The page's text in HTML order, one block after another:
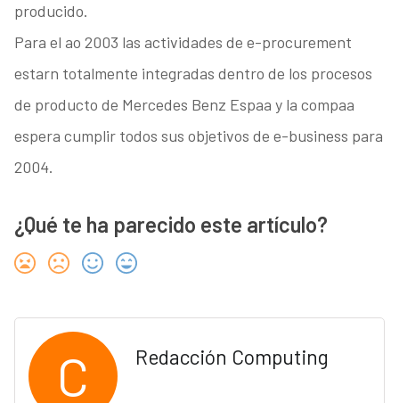
producido.
Para el ao 2003 las actividades de e-procurement
estarn totalmente integradas dentro de los procesos
de producto de Mercedes Benz Espaa y la compaa
espera cumplir todos sus objetivos de e-business para
2004.
¿Qué te ha parecido este artículo?
C Redacción Computing